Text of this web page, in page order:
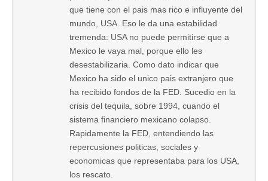
que tiene con el pais mas rico e influyente del
mundo, USA. Eso le da una estabilidad
tremenda: USA no puede permitirse que a
Mexico le vaya mal, porque ello les
desestabilizaria. Como dato indicar que
Mexico ha sido el unico pais extranjero que
ha recibido fondos de la FED. Sucedio en la
crisis del tequila, sobre 1994, cuando el
sistema financiero mexicano colapso.
Rapidamente la FED, entendiendo las
repercusiones politicas, sociales y
economicas que representaba para los USA,
los rescato.